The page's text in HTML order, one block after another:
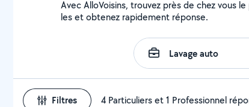
Avec AlloVoisins, trouvez près de chez vous
les et obtenez rapidement réponse.
Filtres 4 Particuliers et 1 Professionnel